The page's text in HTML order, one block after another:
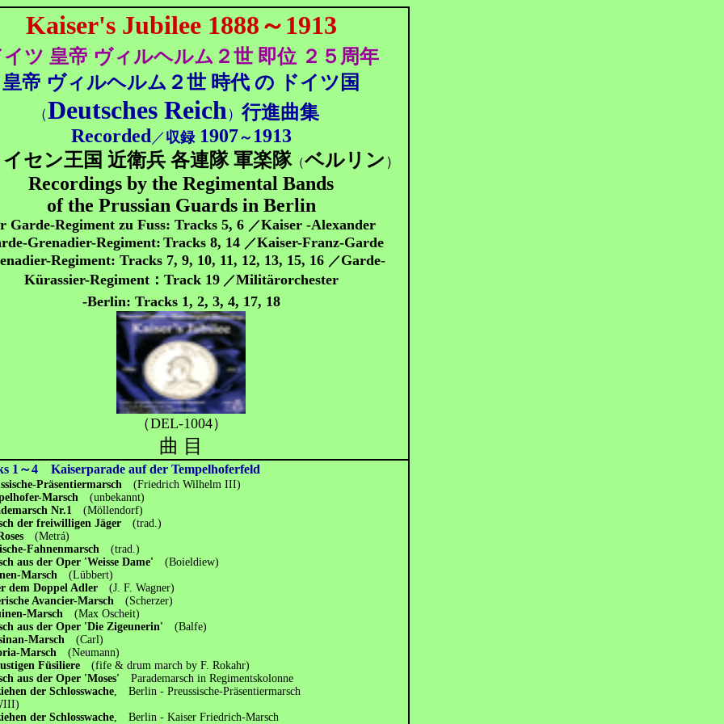
Kaiser's Jubilee1888～1913
イツ 皇帝 ヴィルヘルム２世 即位 ２５周年
皇帝 ヴィルヘルム２世 時代 の ドイツ国
（Deutsches Reich） 行進曲集
Recorded／ 収録 1907～ 1913
セン王国 近衛兵 各連隊 軍楽隊（ベルリン ）
Recordings by the Regimental Bands
of the Prussian Guards in Berlin
Garde-Regiment zu Fuss: Tracks 5, 6 ／Kaiser -Alexander
Grenadier-Regiment:Tracks 8, 14 ／Kaiser-Franz-Garde
Regiment: Tracks 7, 9, 10, 11, 12, 13, 15, 16 ／Garde-
Kürassier-Regiment： Track 19 ／Militärorchester
-Berlin: Tracks 1, 2, 3, 4, 17, 18
（DEL-1004）
曲 目
1～4 Kaiserparade auf der Tempelhoferfeld
Präsentiermarsch(Friedrich Wilhelm III)
Marsch(unbekannt)
Nr.1(Möllendorf)
der freiwilligen Jäger(trad.)
(Metrá)
Fahnenmarsch(trad.)
aus der Oper 'Weisse Dame' (Boieldiew)
Marsch(Lübbert)
dem Doppel Adler(J. F. Wagner)
Avancier-Marsch(Scherzer)
Marsch(Max Oscheit)
aus der Oper 'Die Zigeunerin'(Balfe)
Marsch(Carl)
Marsch(Neumann)
Füsiliere(fife & drum march by F. Rokahr)
aus der Oper 'Moses' Parademarsch in Regimentskolonne
der Schlosswache, Berlin - Preussische-Präsentiermarsch
der Schlosswache, Berlin - Kaiser Friedrich-Marsch